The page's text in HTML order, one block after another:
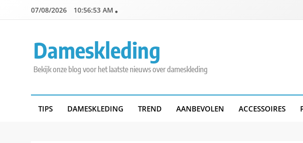
07/08/2026 10:56:53 AM
Dameskleding
Bekijk onze blog voor het laatste nieuws over dameskleding
TIPS DAMESKLEDING TREND AANBEVOLEN ACCESSOIRES